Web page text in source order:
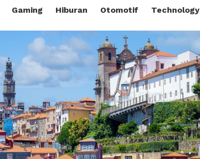
Gaming Hiburan Otomotif Technology